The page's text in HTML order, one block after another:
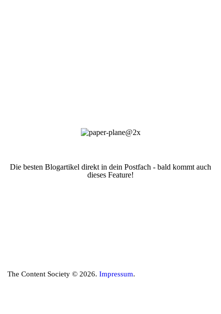
Die besten Blogartikel direkt in dein Postfach - bald kommt auch
dieses Feature!
The Content Society © 2026. Impressum.